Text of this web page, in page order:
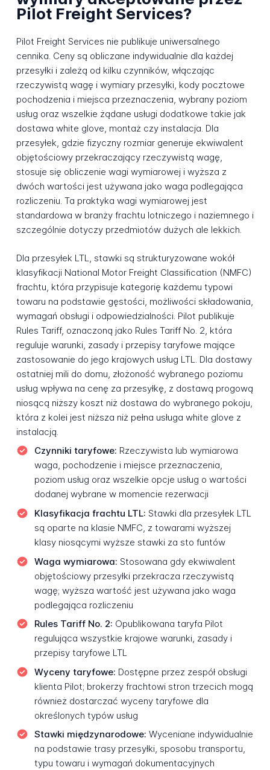
Pilot Freight Services?
Pilot Freight Services nie publikuje uniwersalnego
cennika. Ceny są obliczane indywidualnie dla każdej
przesyłki i zależą od kilku czynników, włączając
rzeczywistą wagę i wymiary przesyłki, kody pocztowe
pochodzenia i miejsca przeznaczenia, wybrany poziom
usług oraz wszelkie żądane usługi dodatkowe takie jak
dostawa white glove, montaż czy instalacja. Dla
przesyłek, gdzie fizyczny rozmiar generuje ekwiwalent
objętościowy przekraczający rzeczywistą wagę,
stosuje się obliczenie wagi wymiarowej i wyższa z
dwóch wartości jest używana jako waga podlegająca
rozliczeniu. Ta praktyka wagi wymiarowej jest
standardowa w branży frachtu lotniczego i naziemnego i
szczególnie dotyczy przedmiotów dużych ale lekkich.
Dla przesyłek LTL, stawki są strukturyzowane wokół
klasyfikacji National Motor Freight Classification (NMFC)
frachtu, która przypisuje kategorię każdemu typowi
towaru na podstawie gęstości, możliwości składowania,
wymagań obsługi i odpowiedzialności. Pilot publikuje
Rules Tariff, oznaczoną jako Rules Tariff No. 2, która
reguluje warunki, zasady i przepisy taryfowe mające
zastosowanie do jego krajowych usług LTL. Dla dostawy
ostatniej mili do domu, złożoność wybranego poziomu
usług wpływa na cenę za przesyłkę, z dostawą progową
niosącą niższy koszt niż dostawa do wybranego pokoju,
która z kolei jest niższa niż pełna usługa white glove z
instalacją.
Czynniki taryfowe: Rzeczywista lub wymiarowa
waga, pochodzenie i miejsce przeznaczenia,
poziom usług oraz wszelkie opcje usług o wartości
dodanej wybrane w momencie rezerwacji
Klasyfikacja frachtu LTL: Stawki dla przesyłek LTL
są oparte na klasie NMFC, z towarami wyższej
klasy niosącymi wyższe stawki za sto funtów
Waga wymiarowa: Stosowana gdy ekwiwalent
objętościowy przesyłki przekracza rzeczywistą
wagę; wyższa wartość jest używana jako waga
podlegająca rozliczeniu
Rules Tariff No. 2: Opublikowana taryfa Pilot
regulująca wszystkie krajowe warunki, zasady i
przepisy taryfowe LTL
Wyceny taryfowe: Dostępne przez zespół obsługi
klienta Pilot; brokerzy frachtowi stron trzecich mogą
również dostarczać wyceny taryfowe dla
określonych typów usług
Stawki międzynarodowe: Wyceniane indywidualnie
na podstawie trasy przesyłki, sposobu transportu,
typu towaru i wymagań dokumentacyjnych